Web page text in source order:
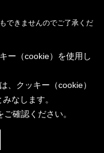
できませんのでご了承くだ
ー（cookie）を使用し
、クッキー（cookie）
なします。
ご確認ください。